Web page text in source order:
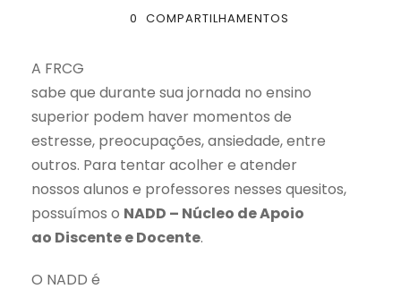
0 COMPARTILHAMENTOS
A FRCG
sabe que durante sua jornada no ensino
superior podem haver momentos de
estresse, preocupações, ansiedade, entre
outros. Para tentar acolher e atender
nossos alunos e professores nesses quesitos,
possuímos o NADD – Núcleo de Apoio
ao Discente e Docente.
O NADD é